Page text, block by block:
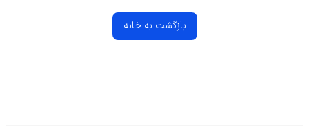
بازگشت به خانه